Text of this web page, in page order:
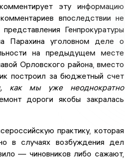
эту информацию
впоследствии не
Генпрокуратуры
уголовном деле о
на предыдущем месте
Орловского района, вместо
построил за бюджетный счет
как мы уже неоднократно
дороги якобы закралась
практику, которая
в случаях возбуждения дел
— чиновников либо сажают,